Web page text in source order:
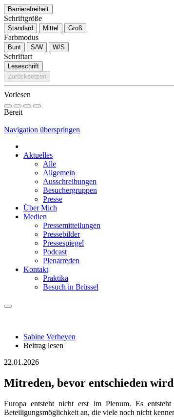
Barrierefreiheit
Schriftgröße
Standard Mittel Groß
Farbmodus
Bunt S/W W/S
Schriftart
Leseschrift
Zurücksetzen
Vorlesen
Bereit
Navigation überspringen
Aktuelles
Alle
Allgemein
Ausschreibungen
Besuchergruppen
Presse
Über Mich
Medien
Pressemitteilungen
Pressebilder
Pressespiegel
Podcast
Plenarreden
Kontakt
Praktika
Besuch in Brüssel
Sabine Verheyen
Beitrag lesen
22.01.2026
Mitreden, bevor entschieden wird
Europa entsteht nicht erst im Plenum. Es
Beteiligungsmöglichkeit an, die viele noch nicht